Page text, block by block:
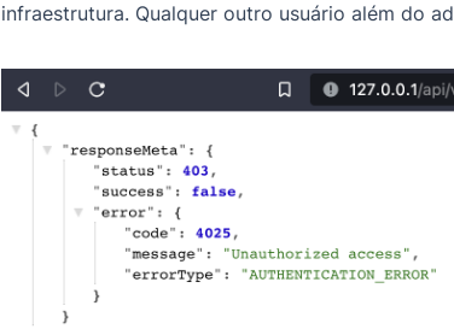
infraestrutura. Qualquer outro usuário além do